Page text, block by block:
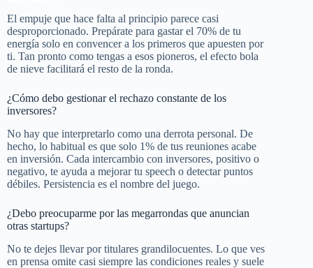
El empuje que hace falta al principio parece casi
desproporcionado. Prepárate para gastar el 70% de tu
energía solo en convencer a los primeros que apuesten por
ti. Tan pronto como tengas a esos pioneros, el efecto bola
de nieve facilitará el resto de la ronda.
¿Cómo debo gestionar el rechazo constante de los
inversores?
No hay que interpretarlo como una derrota personal. De
hecho, lo habitual es que solo 1% de tus reuniones acabe
en inversión. Cada intercambio con inversores, positivo o
negativo, te ayuda a mejorar tu speech o detectar puntos
débiles. Persistencia es el nombre del juego.
¿Debo preocuparme por las megarrondas que anuncian
otras startups?
No te dejes llevar por titulares grandilocuentes. Lo que ves
en prensa omite casi siempre las condiciones reales y suele